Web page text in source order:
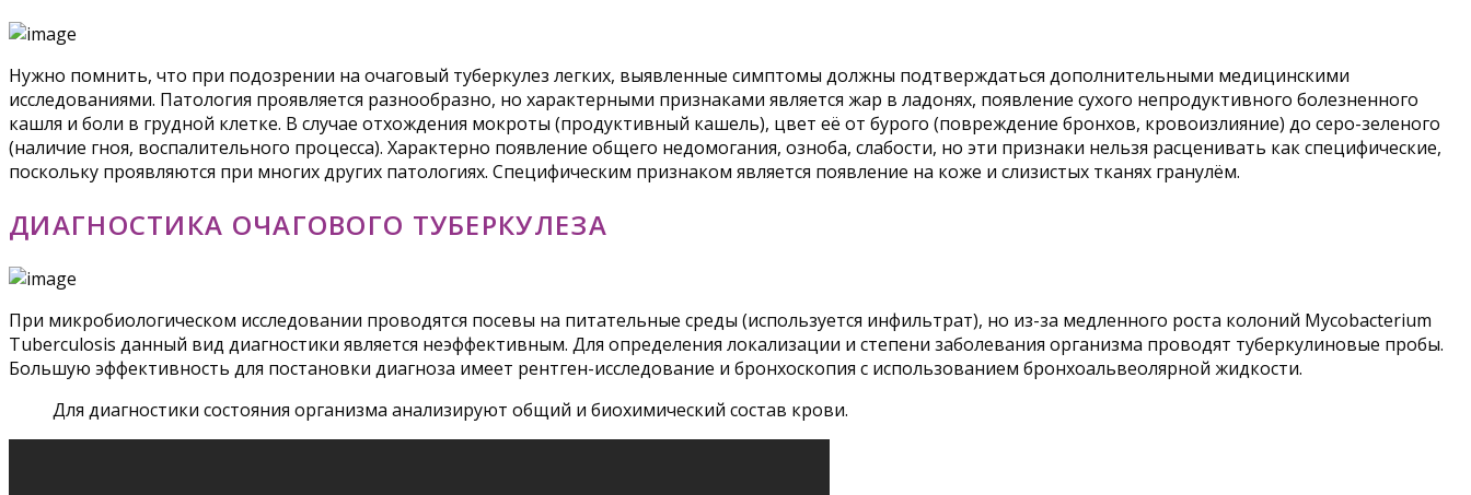
Нужно помнить, что при подозрении на очаговый туберкулез легких, выявленные симптомы должны подтверждаться дополнительными медицинскими
исследованиями. Патология проявляется разнообразно, но характерными признаками является жар в ладонях, появление сухого непродуктивного болезненного
кашля и боли в грудной клетке. В случае отхождения мокроты (продуктивный кашель), цвет её от бурого (повреждение бронхов, кровоизлияние) до серо-зеленого
(наличие гноя, воспалительного процесса). Характерно появление общего недомогания, озноба, слабости, но эти признаки нельзя расценивать как специфические,
поскольку проявляются при многих других патологиях. Специфическим признаком является появление на коже и слизистых тканях гранулём.
ДИАГНОСТИКА ОЧАГОВОГО ТУБЕРКУЛЕЗА
При микробиологическом исследовании проводятся посевы на питательные среды (используется инфильтрат), но из-за медленного роста колоний Mycobacterium
Tuberculosis данный вид диагностики является неэффективным. Для определения локализации и степени заболевания организма проводят туберкулиновые пробы.
Большую эффективность для постановки диагноза имеет рентген-исследование и бронхоскопия с использованием бронхоальвеолярной жидкости.
Для диагностики состояния организма анализируют общий и биохимический состав крови.